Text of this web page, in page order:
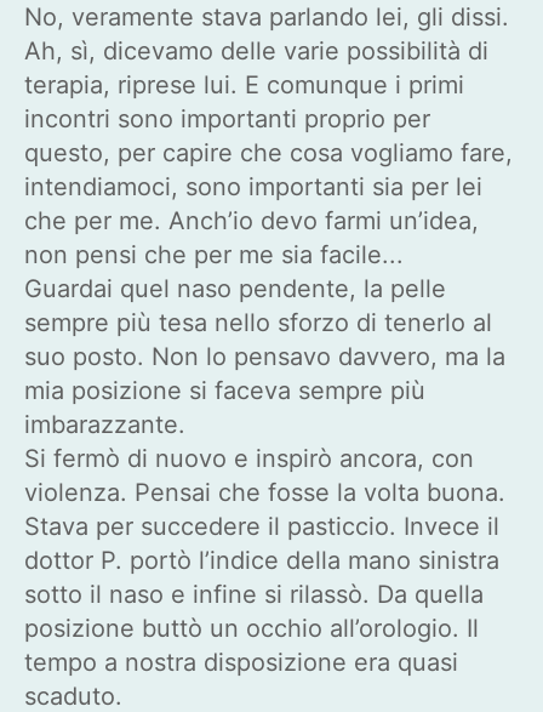
No, veramente stava parlando lei, gli dissi.
Ah, sì, dicevamo delle varie possibilità di
terapia, riprese lui. E comunque i primi
incontri sono importanti proprio per
questo, per capire che cosa vogliamo fare,
intendiamoci, sono importanti sia per lei
che per me. Anch’io devo farmi un’idea,
non pensi che per me sia facile...
Guardai quel naso pendente, la pelle
sempre più tesa nello sforzo di tenerlo al
suo posto. Non lo pensavo davvero, ma la
mia posizione si faceva sempre più
imbarazzante.
Si fermò di nuovo e inspirò ancora, con
violenza. Pensai che fosse la volta buona.
Stava per succedere il pasticcio. Invece il
dottor P. portò l’indice della mano sinistra
sotto il naso e infine si rilassò. Da quella
posizione buttò un occhio all’orologio. Il
tempo a nostra disposizione era quasi
scaduto.